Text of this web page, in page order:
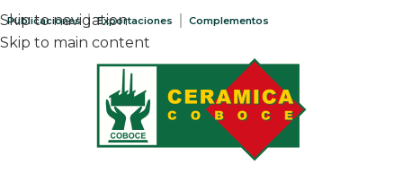
Skip to navigation
Skip to main content
Publicaciones Exportaciones Complementos